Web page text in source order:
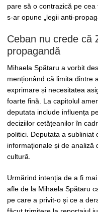
pare să o contrazică pe
s-ar opune „legii anti-
Ceban nu crede că
propagandă
Mihaela Spătaru a vorbit
menționând că limita dintre
exprimare și necesitatea
foarte fină. La capitolul
deputata include influența
deciziilor cetățeanilor în
politici. Deputata a subliniat
informaționale și de analiză
cultură.
Urmărind intenția de a fi
afle de la Mihaela Spătaru
pe care a privit-o și ce a